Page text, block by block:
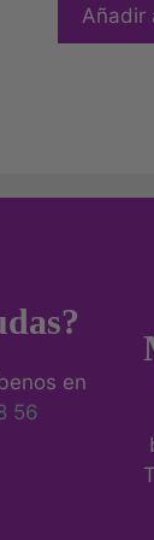
Añadir
en
56